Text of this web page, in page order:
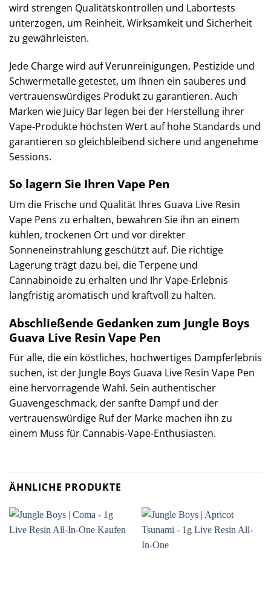
wird strengen Qualitätskontrollen und Labortests
unterzogen, um Reinheit, Wirksamkeit und Sicherheit
zu gewährleisten.
Jede Charge wird auf Verunreinigungen, Pestizide und
Schwermetalle getestet, um Ihnen ein sauberes und
vertrauenswürdiges Produkt zu garantieren. Auch
Marken wie Juicy Bar legen bei der Herstellung ihrer
Vape-Produkte höchsten Wert auf hohe Standards und
garantieren so gleichbleibend sichere und angenehme
Sessions.
So lagern Sie Ihren Vape Pen
Um die Frische und Qualität Ihres Guava Live Resin
Vape Pens zu erhalten, bewahren Sie ihn an einem
kühlen, trockenen Ort und vor direkter
Sonneneinstrahlung geschützt auf. Die richtige
Lagerung trägt dazu bei, die Terpene und
Cannabinoide zu erhalten und Ihr Vape-Erlebnis
langfristig aromatisch und kraftvoll zu halten.
Abschließende Gedanken zum Jungle Boys
Guava Live Resin Vape Pen
Für alle, die ein köstliches, hochwertiges Dampferlebnis
suchen, ist der Jungle Boys Guava Live Resin Vape Pen
eine hervorragende Wahl. Sein authentischer
Guavengeschmack, der sanfte Dampf und der
vertrauenswürdige Ruf der Marke machen ihn zu
einem Muss für Cannabis-Vape-Enthusiasten.
ÄHNLICHE PRODUKTE